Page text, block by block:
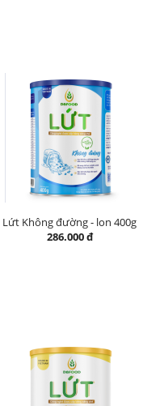
Lứt Không đường - lon 400g
286.000 đ